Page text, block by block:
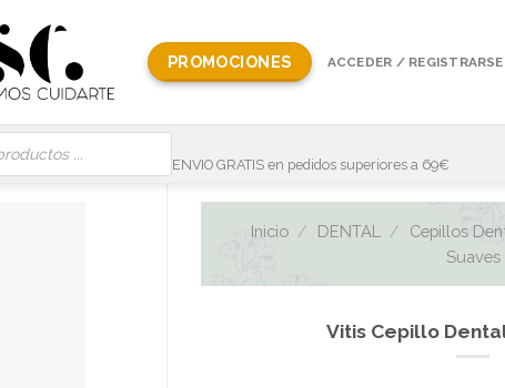
PROMOCIONES ACCEDER / REGISTRARSE
ENVIO GRATIS en pedidos superiores a 69€
Inicio / DENTAL / Cepillos
Suaves
Vitis Cepillo